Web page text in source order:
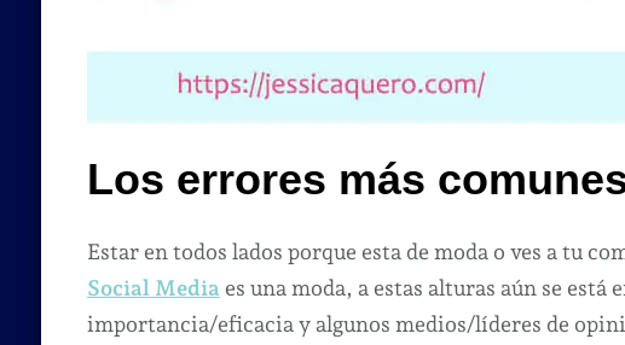
Los errores más
Estar en todos lados porque esta de moda o ves a tu
Social Media es una moda, a estas alturas aún se está
importancia/eficacia y algunos medios/líderes de